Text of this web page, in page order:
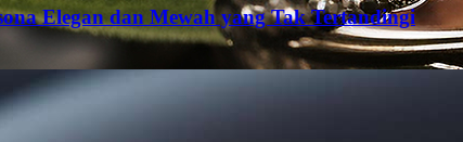
Elegan dan Mewah yang Tak Tertandingi